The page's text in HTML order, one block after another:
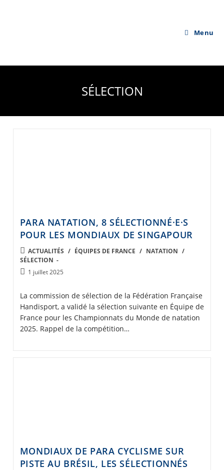
Menu
SÉLECTION
PARA NATATION, 8 SÉLECTIONNÉ·E·S
POUR LES MONDIAUX DE SINGAPOUR
POST
CATEGORY:
ACTUALITÉS / ÉQUIPES DE FRANCE / NATATION /
SÉLECTION
Post1 juillet 2025
La commission de sélection de la Fédération Française
Handisport, a validé la sélection suivante en Équipe de
France pour les Championnats du Monde de natation
2025. Rappel de la compétition…
MONDIAUX DE PARA CYCLISME SUR
PISTE AU BRÉSIL, LES SÉLECTIONNÉS